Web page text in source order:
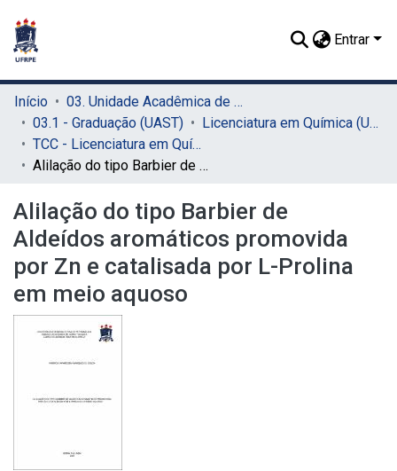
Entrar
Início
03. Unidade Acadêmica de Serra Talhada (UAST)
03.1 - Graduação (UAST)
Licenciatura em Química (UAST)
TCC - Licenciatura em Química (UAST)
Alilação do tipo Barbier de Aldeídos aromáticos promovida por Zn e catalisada por L-Prolina em meio aquoso
Alilação do tipo Barbier de
Aldeídos aromáticos promovida
por Zn e catalisada por L-Prolina
em meio aquoso